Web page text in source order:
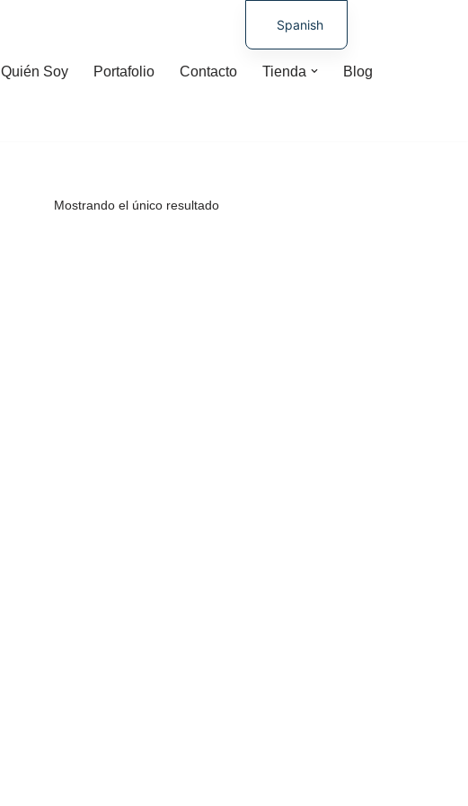
Quién Soy Portafolio Contacto Tienda Blog
Mostrando el único resultado
Spanish
German